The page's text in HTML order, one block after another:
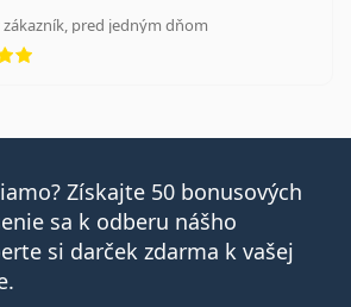
pred jedným dňom
hodnotenie 5 z 5
Získajte 50 bonusových
sa k odberu nášho
si darček zdarma k vašej